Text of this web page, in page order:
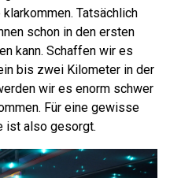
Tatsächlich
schon in den ersten
kann. Schaffen wir es
bis zwei Kilometer in der
wir es enorm schwer
Für eine gewisse
ist also gesorgt.